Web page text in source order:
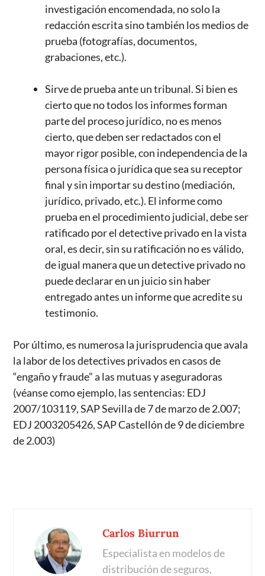
investigación encomendada, no solo la
redacción escrita sino también los medios de
prueba (fotografías, documentos,
grabaciones, etc.).
Sirve de prueba ante un tribunal. Si bien es
cierto que no todos los informes forman
parte del proceso jurídico, no es menos
cierto, que deben ser redactados con el
mayor rigor posible, con independencia de la
persona física o jurídica que sea su receptor
final y sin importar su destino (mediación,
jurídico, privado, etc.). El informe como
prueba en el procedimiento judicial, debe ser
ratificado por el detective privado en la vista
oral, es decir, sin su ratificación no es válido,
de igual manera que un detective privado no
puede declarar en un juicio sin haber
entregado antes un informe que acredite su
testimonio.
Por último, es numerosa la jurisprudencia que avala
la labor de los detectives privados en casos de
“engaño y fraude” a las mutuas y aseguradoras
(véanse como ejemplo, las sentencias: EDJ
2007/103119, SAP Sevilla de 7 de marzo de 2.007;
EDJ 2003205426, SAP Castellón de 9 de diciembre
de 2.003)
Carlos Biurrun
Especialista en modelos de
distribución de seguros,